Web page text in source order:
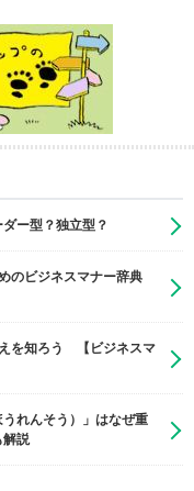
ー型？独立型？
のビジネスマナー辞典
を知ろう 【ビジネスマ
うれんそう）」はなぜ重
解説